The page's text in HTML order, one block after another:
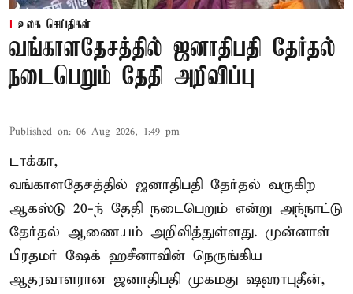
உலக செய்திகள்
வங்காளதேசத்தில் ஜனாதிபதி தேர்தல்
நடைபெறும் தேதி அறிவிப்பு
Published on: 06 Aug 2026, 1:49 pm
டாக்கா,
வங்காளதேசத்தில் ஜனாதிபதி தேர்தல் வருகிற
ஆகஸ்டு 20-ந் தேதி நடைபெறும் என்று அந்நாட்டு
தேர்தல் ஆணையம் அறிவித்துள்ளது. முன்னாள்
பிரதமர் ஷேக் ஹசீனாவின் நெருங்கிய
ஆதரவாளரான ஜனாதிபதி முகமது ஷஹாபுதீன்,